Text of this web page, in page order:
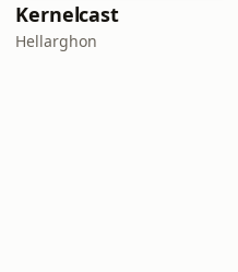
Kernelcast
Hellarghon